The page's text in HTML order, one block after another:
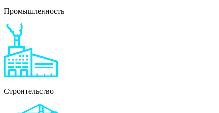
Промышленность
Строительство